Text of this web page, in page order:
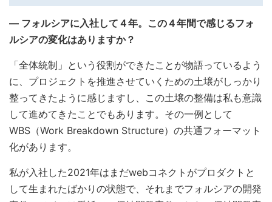
― フォルシアに入社して４年。この４年間で感じるフォ
ルシアの変化はありますか？
「全体統制」という役割ができたことが物語っているよう
に、プロジェクトを推進させていくための土壌がしっかり
整ってきたように感じますし、この土壌の整備は私も意識
して進めてきたことでもあります。その一例として
WBS（Work Breakdown Structure）の共通フォーマット
化があります。
私が入社した2021年はまだwebコネクトがプロダクトと
して生まれたばかりの状態で、 それまでフォルシアの開発